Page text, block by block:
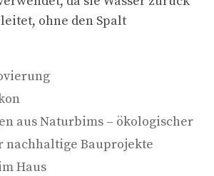
ohne den Spalt
aus Naturbims – ökologischer
nachhaltige Bauprojekte
Haus